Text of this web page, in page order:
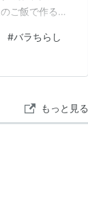
ご飯で作る場
合は酢飯を食
#バラちらし
もっと見る